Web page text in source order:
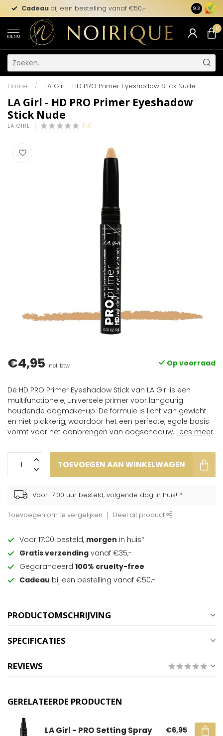
Cadeau bij een bestelling vanaf €50,- 9.3
MENU
0
Home / LA Girl - HD PRO Primer Eyeshadow Stick Nude
LA Girl - HD PRO Primer Eyeshadow
Stick Nude
LA GIRL (0)
€4,95 Incl. btw Op voorraad
De HD PRO Primer Eyeshadow Stick van LA Girl is een
multifunctionele, universele primer voor langdurig
houdende oogmake-up. De formule is licht van gewicht
en niet plakkerig, waardoor het een perfecte, egale basis
vormt voor het aanbrengen van oogschaduw. Lees meer.
TOEVOEGEN AAN WINKELWAGEN
Voor 17.00 uur besteld, volgende dag in huis! *
Toevoegen om te vergelijken Deel dit product
Voor 17:00 besteld, morgen in huis*
Gratis verzending vanaf €35,-
Gegarandeerd 100% cruelty-free
Cadeau bij een bestelling vanaf €50,-
PRODUCTOMSCHRIJVING
SPECIFICATIES
REVIEWS
GERELATEERDE PRODUCTEN
LA Girl - PRO Setting Spray €6,95